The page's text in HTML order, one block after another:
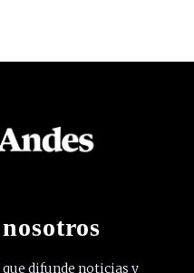
difunde noticias y